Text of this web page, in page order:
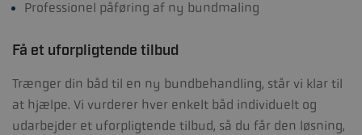
Professionel påføring af ny bundmaling
Få et uforpligtende tilbud
Trænger din båd til en ny bundbehandling, står vi klar til
at hjælpe. Vi vurderer hver enkelt båd individuelt og
udarbejder et uforpligtende tilbud, så du får den løsning,